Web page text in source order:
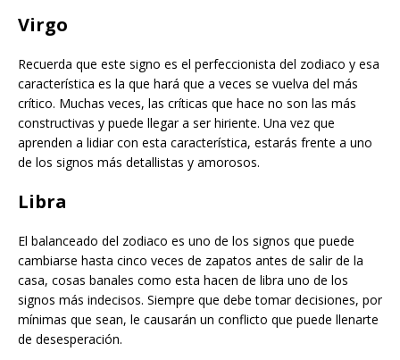
Virgo
Recuerda que este signo es el perfeccionista del zodiaco y esa
característica es la que hará que a veces se vuelva del más
crítico. Muchas veces, las críticas que hace no son las más
constructivas y puede llegar a ser hiriente. Una vez que
aprenden a lidiar con esta característica, estarás frente a uno
de los signos más detallistas y amorosos.
Libra
El balanceado del zodiaco es uno de los signos que puede
cambiarse hasta cinco veces de zapatos antes de salir de la
casa, cosas banales como esta hacen de libra uno de los
signos más indecisos. Siempre que debe tomar decisiones, por
mínimas que sean, le causarán un conflicto que puede llenarte
de desesperación.